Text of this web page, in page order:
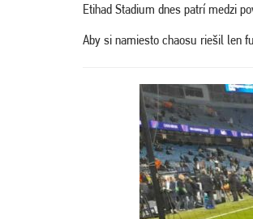
Etihad Stadium dnes patrí medzi
Aby si namiesto chaosu riešil len